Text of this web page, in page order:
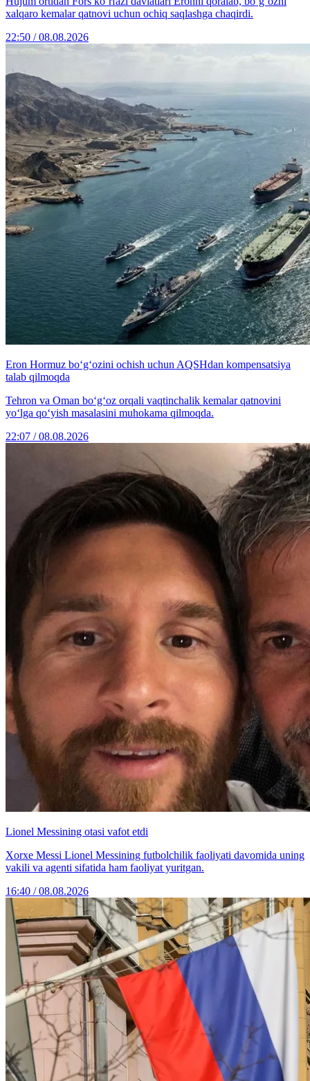
xalqaro kemalar qatnovi uchun ochiq saqlashga chaqirdi.
22:50 / 08.08.2026
Eron Hormuz bo‘g‘ozini ochish uchun AQSHdan kompensatsiya
talab qilmoqda
Tehron va Oman bo‘g‘oz orqali vaqtinchalik kemalar qatnovini
yo‘lga qo‘yish masalasini muhokama qilmoqda.
22:07 / 08.08.2026
Lionel Messining otasi vafot etdi
Xorxe Messi Lionel Messining futbolchilik faoliyati davomida uning
vakili va agenti sifatida ham faoliyat yuritgan.
16:40 / 08.08.2026